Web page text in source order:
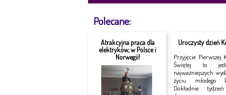
Polecane:
Atrakcyjna praca dla
elektryków, w Polsce i
Norwegii!
Uroczysty dzień
Przyjęcie Pierwszej
Świętej to
najważniejszych
życiu młodego
Dokładnie